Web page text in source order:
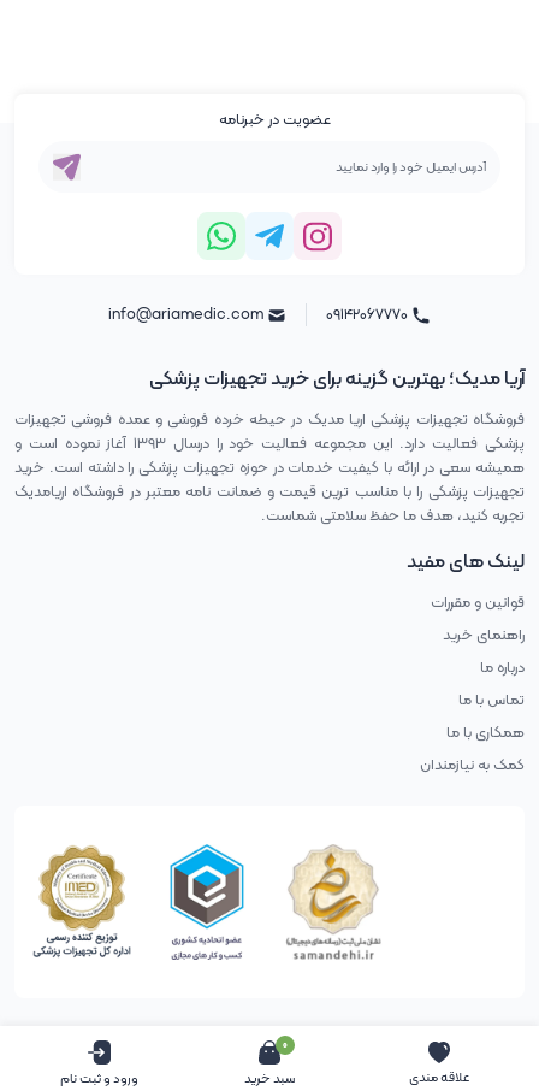
علاقه مندی
0
سبد خرید ورود و ثبت نام
عضویت در خبرنامه
آریا مدیک؛ بهترین گزینه برای خرید تجهیزات پزشکی
فروشگاه تجهیزات پزشکی اریا مدیک در حیطه خرده فروشی و عمده فروشی تجهیزات
پزشکی فعالیت دارد. این مجموعه فعالیت خود را درسال ۱۳۹۳ آغاز نموده است و
همیشه سعی در ارائه با کیفیت خدمات در حوزه تجهیزات پزشکی را داشته است. خرید
تجهیزات پزشکی را با مناسب ترین قیمت و ضمانت نامه معتبر در فروشگاه اریامدیک
تجربه کنید، هدف ما حفظ سلامتی شماست.
لینک های مفید
قوانین و مقررات
راهنمای خرید
درباره ما
تماس با ما
همکاری با ما
کمک به نیازمندان
حقوق طراح محفوظ است (طراحی با آب پرتغال)